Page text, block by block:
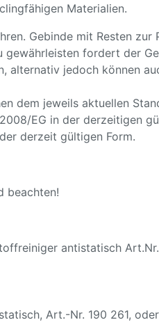
Materialien.
Gebinde mit Resten zur
fordert der
jedoch können
dem jeweils aktuellen
EG in der derzeitigen
derzeit gültigen Form.
beachten!
antistatisch
Art.-Nr. 190 261,